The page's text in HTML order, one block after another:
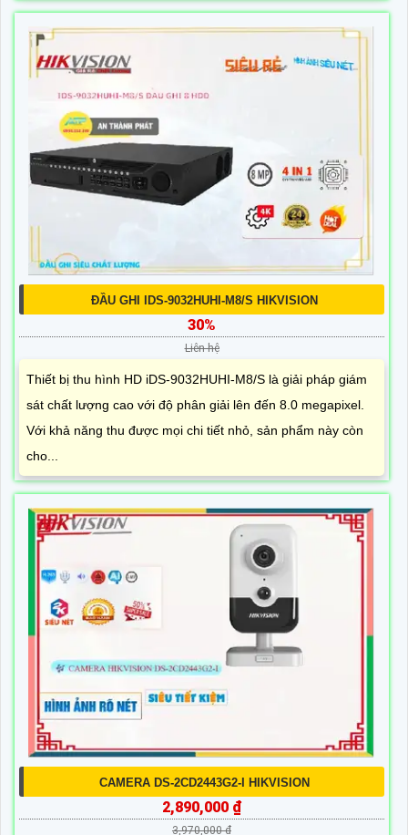
ĐẦU GHI IDS-9032HUHI-M8/S HIKVISION
30%
Liên hệ
Thiết bị thu hình HD iDS-9032HUHI-M8/S là giải pháp giám
sát chất lượng cao với độ phân giải lên đến 8.0 megapixel.
Với khả năng thu được mọi chi tiết nhỏ, sản phẩm này còn
cho...
CAMERA DS-2CD2443G2-I HIKVISION
2,890,000 ₫
3,970,000 ₫